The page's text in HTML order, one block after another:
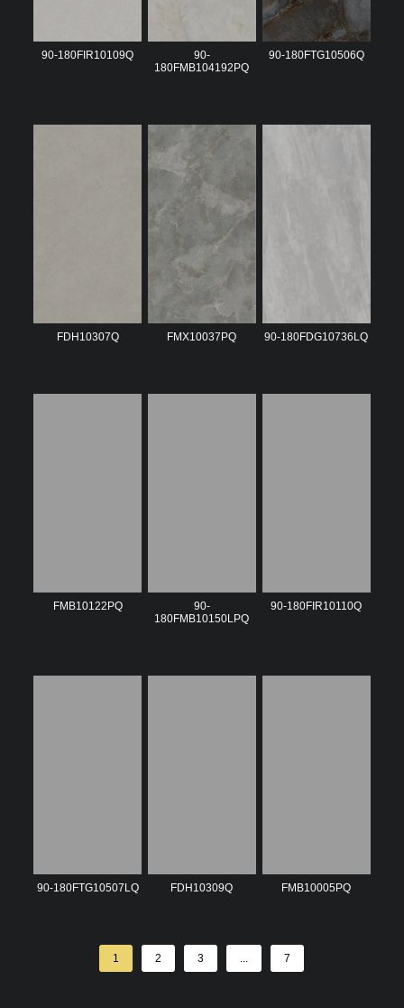
90-180FIR10109Q
90-
180FMB104192PQ
90-180FTG10506Q
FDH10307Q FMX10037PQ 90-180FDG10736LQ
FMB10122PQ
90-
180FMB10150LPQ
90-180FIR10110Q
90-180FTG10507LQ FDH10309Q FMB10005PQ
1 2 3 ... 7